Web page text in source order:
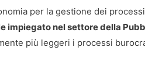
per la gestione dei
impiegato nel settore della
più leggeri i processi